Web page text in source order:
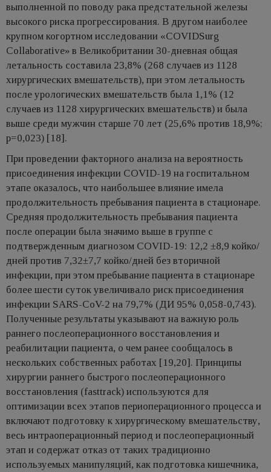
выполненной по поводу рака предстательной железы
высокого риска прогрессирования. В другом наиболее
крупном когортном исследовании «COVIDSurg
Collaborative» в Великобритании 30-дневная общая
летальность составила 23,8% (268 случаев из 1128
хирургических вмешательств), при этом летальность
после урологических вмешательств была 1,1% (12
случаев из 1128 хирургических вмешательств) и была
выше среди мужчин старше 70 лет (25,6% против 18,9%;
p=0,023) [18].
При проведении факторного анализа на вероятность
присоединения инфекции COVID-19 на госпитальном
этапе оказалось, что наибольшее влияние имела
продолжительность пребывания пациента в стационаре.
Средняя продолжительность пребывания пациента
после операции была значимо выше в группе с
подтвержденным диагнозом COVID-19: 12,2 ±8,9 койко/
дней против 7,32±7,7 койко/дней без вторичной
инфекции, при этом пребывание пациента в стационаре
более шести суток увеличивало риск присоединения
инфекции SARS-CoV-2 на 79,7% (ДИ 95% 0,058-0,743).
Полученные результаты указывают на важную роль
раннего послеоперационного восстановления и
реабилитации пациента, о чем ранее сообщалось в
нескольких собственных работах [19,20]. Принципы
хирургии раннего быстрого послеоперационного
восстановления (fasttrack) используются для
оптимизации всех этапов периоперационного процесса и
включают подготовку к хирургическому вмешательству,
весь интраоперационный период и послеоперационный
этап и содержат отказ от таких традиционно
используемых манипуляций, как подготовка кишечника,